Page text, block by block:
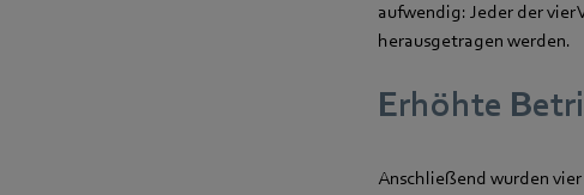
aufwendig: Jeder der
herausgetragen werden.
Erhöhte
Anschließend wurden